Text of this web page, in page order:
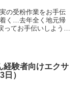
の受粉作業をお手伝
く…去年全く地元帰
ってお手伝いしよう…
経験者向けエクサ
）